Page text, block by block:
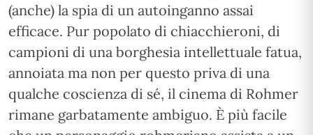
(anche) la spia di un autoinganno assai
efficace. Pur popolato di chiacchieroni, di
campioni di una borghesia intellettuale fatua,
annoiata ma non per questo priva di una
qualche coscienza di sé, il cinema di Rohmer
rimane garbatamente ambiguo. È più facile